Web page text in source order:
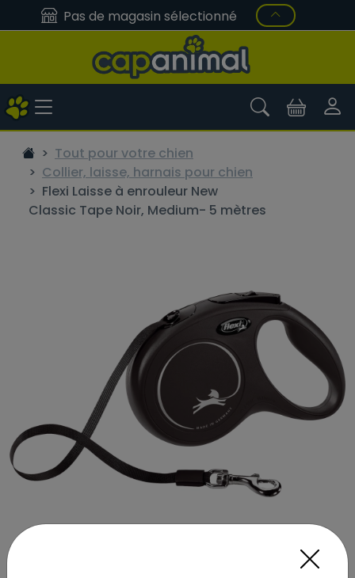
Pas de magasin sélectionné
Tout pour votre chien
Collier, laisse, harnais pour chien
Flexi Laisse à enrouleur New
Classic Tape Noir, Medium- 5 mètres